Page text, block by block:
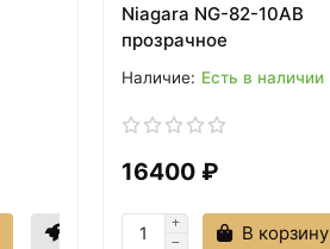
Niagara NG-82-10AB
прозрачное
Есть в наличии
16400 ₽
В корзину